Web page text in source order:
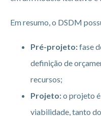
Em resumo, o DSDM
Pré-projeto:fase
definição de
recursos;
Projeto:o projeto
viabilidade, tanto